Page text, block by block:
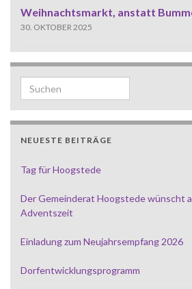
Weihnachtsmarkt, anstatt
30. OKTOBER 2025
Search for:
NEUESTE BEITRÄGE
Tag für Hoogstede
Der Gemeinderat Hoogstede wünscht
Adventszeit
Einladung zum Neujahrsempfang 2026
Dorfentwicklungsprogramm